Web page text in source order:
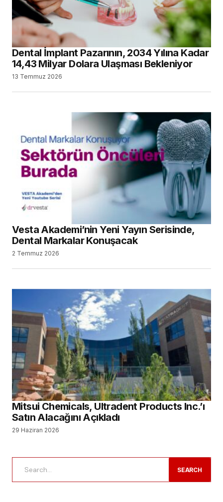
Dental İmplant Pazarının, 2034 Yılına Kadar
14,43 Milyar Dolara Ulaşması Bekleniyor
13 Temmuz 2026
Vesta Akademi’nin Yeni Yayın Serisinde,
Dental Markalar Konuşacak
2 Temmuz 2026
Mitsui Chemicals, Ultradent Products Inc.’ı
Satın Alacağını Açıkladı
29 Haziran 2026
SEARCH